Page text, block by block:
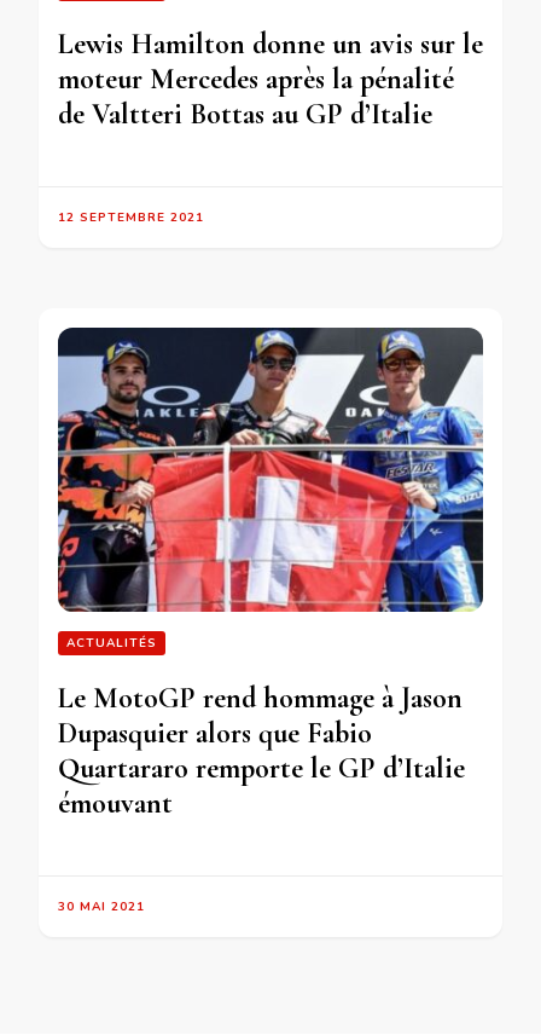
Lewis Hamilton donne un avis sur le
moteur Mercedes après la pénalité
de Valtteri Bottas au GP d’Italie
12 SEPTEMBRE 2021
ACTUALITÉS
Le MotoGP rend hommage à Jason
Dupasquier alors que Fabio
Quartararo remporte le GP d’Italie
émouvant
30 MAI 2021